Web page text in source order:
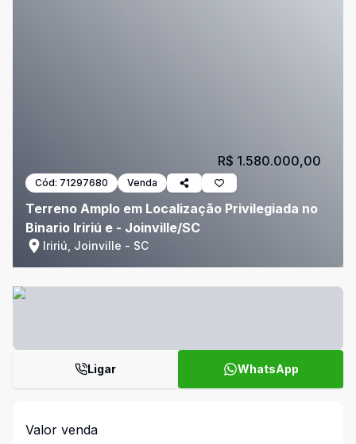
Cód: 71297680 Venda
Terreno Amplo em Localização Privilegiada no
Binario Iririú e - Joinville/SC
Iririú, Joinville - SC
R$ 1.580.000,00
Ligar WhatsApp
Valor venda